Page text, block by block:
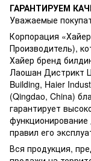
ГАРАНТИРУЕМ
Уважаемые
Корпорация
Производитель),
Хайер бренд
Лаошан Дистрикт
Building, Haier
(Qingdao, China)
гарантирует
правил его
Вся продукция,